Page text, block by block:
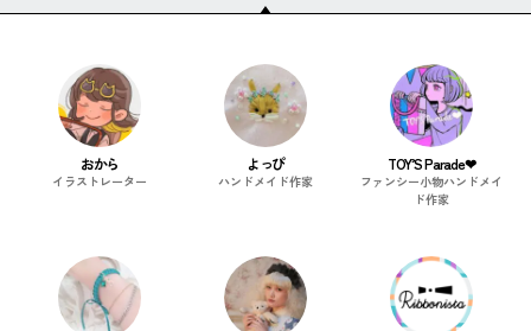
おから
イラストレーター
よっぴ
ハンドメイド作家
TOY’S Parade❤︎
ファンシー小物ハンドメイ
ド作家